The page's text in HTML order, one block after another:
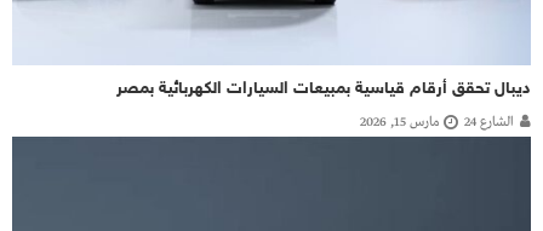
ديبال تحقق أرقام قياسية بمبيعات السيارات الكهربائية بمصر
الشارع 24 مارس 15, 2026